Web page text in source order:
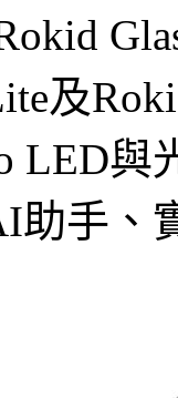
及
LED
助手、